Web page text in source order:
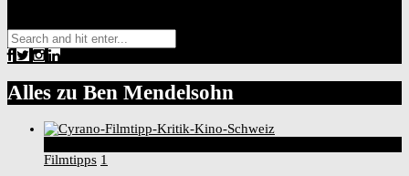
Alles zu Ben Mendelsohn
Filmtipps 1